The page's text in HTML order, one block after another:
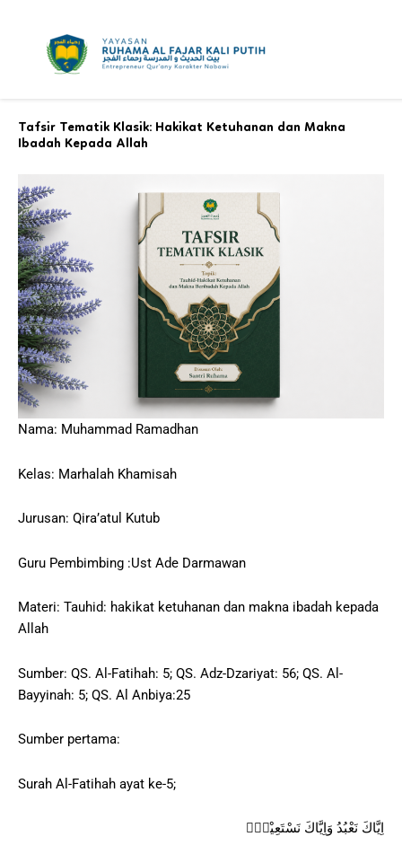
Tafsir Tematik Klasik: Hakikat Ketuhanan dan Makna
Ibadah Kepada Allah
Nama: Muhammad Ramadhan
Kelas: Marhalah Khamisah
Jurusan: Qira’atul Kutub
Guru Pembimbing :Ust Ade Darmawan
Materi: Tauhid: hakikat ketuhanan dan makna ibadah kepada
Allah
Sumber: QS. Al-Fatihah: 5; QS. Adz-Dzariyat: 56; QS. Al-
Bayyinah: 5; QS. Al Anbiya:25
Sumber pertama:
Surah Al-Fatihah ayat ke-5;
اِيَّاكَ نَعْبُدُ وَاِيَّاكَ نَسْتَعِيْنُۗ